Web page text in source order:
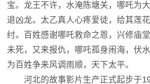
宝。龙王不许，水淹陈塘关，哪吒为
退凶龙。太乙真人心疼爱徒，给其莲
纣。百姓感谢哪吒救命之恩，兴修庙
未死，又来报仇，哪吒孤身闹海，伏
为百姓争来风调雨顺，天下太平。
河北的故事影片生产正式起步于